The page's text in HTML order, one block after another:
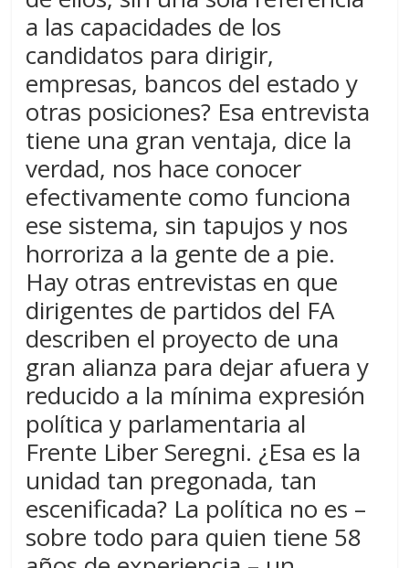
a las capacidades de los
candidatos para dirigir,
empresas, bancos del estado y
otras posiciones? Esa entrevista
tiene una gran ventaja, dice la
verdad, nos hace conocer
efectivamente como funciona
ese sistema, sin tapujos y nos
horroriza a la gente de a pie.
Hay otras entrevistas en que
dirigentes de partidos del FA
describen el proyecto de una
gran alianza para dejar afuera y
reducido a la mínima expresión
política y parlamentaria al
Frente Liber Seregni. ¿Esa es la
unidad tan pregonada, tan
escenificada? La política no es –
sobre todo para quien tiene 58